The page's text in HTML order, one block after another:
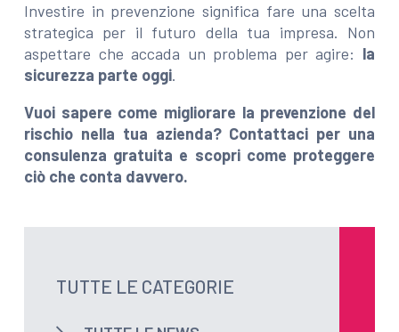
Investire in prevenzione significa fare una scelta
strategica per il futuro della tua impresa. Non
aspettare che accada un problema per agire: la
sicurezza parte oggi.
Vuoi sapere come migliorare la prevenzione del
rischio nella tua azienda? Contattaci per una
consulenza gratuita e scopri come proteggere
ciò che conta davvero.
TUTTE LE CATEGORIE